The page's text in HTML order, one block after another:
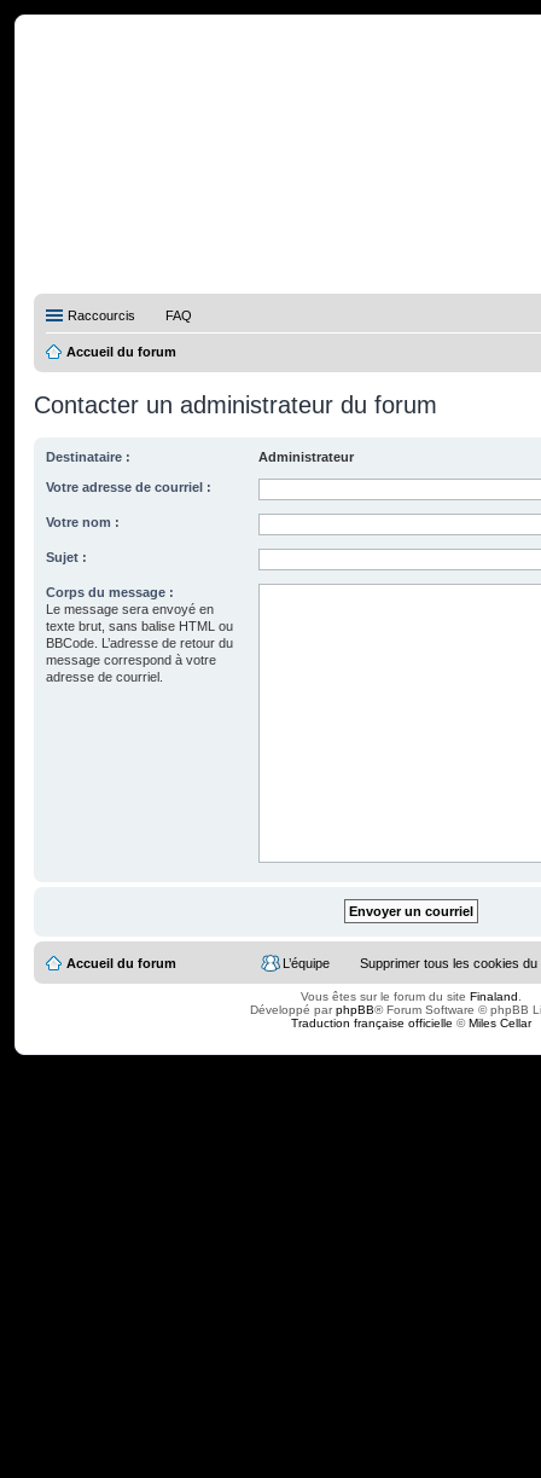
Raccourcis FAQ
Accueil du forum
Contacter un administrateur du forum
Destinataire : Administrateur
Votre adresse de courriel :
Votre nom :
Sujet :
Corps du message :
Le message sera envoyé en
texte brut, sans balise HTML ou
BBCode. L’adresse de retour du
message correspond à votre
adresse de courriel.
Accueil du forum Supprimer tous les cookies du
L’équipe
Vous êtes sur le forum du site Finaland
Développé parphpBB® Forum Software © phpBB
Traduction française officielle ©Miles Cellar